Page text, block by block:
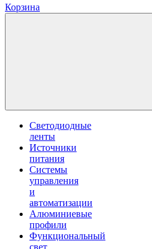
Корзина
Светодиодные
ленты
Источники
питания
Системы
управления
и
автоматизации
Алюминиевые
профили
Функциональный
свет